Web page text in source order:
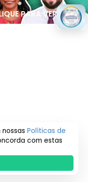
PARA VER
Políticas de
com estas